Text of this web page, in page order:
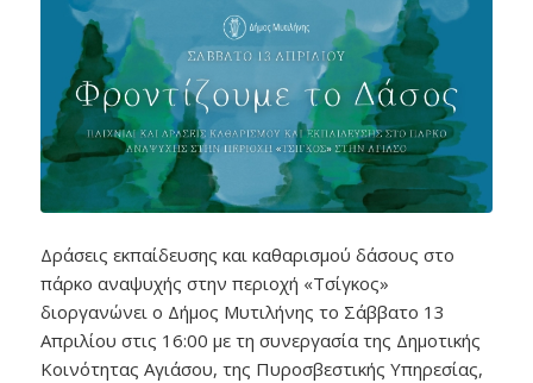
Δράσεις εκπαίδευσης και καθαρισμού δάσους στο
πάρκο αναψυχής στην περιοχή «Τσίγκος»
διοργανώνει ο Δήμος Μυτιλήνης το Σάββατο 13
Απριλίου στις 16:00 με τη συνεργασία της Δημοτικής
Κοινότητας Αγιάσου, της Πυροσβεστικής Υπηρεσίας,